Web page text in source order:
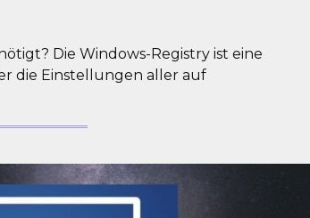
Die Windows-Registry ist eine
die Einstellungen aller auf